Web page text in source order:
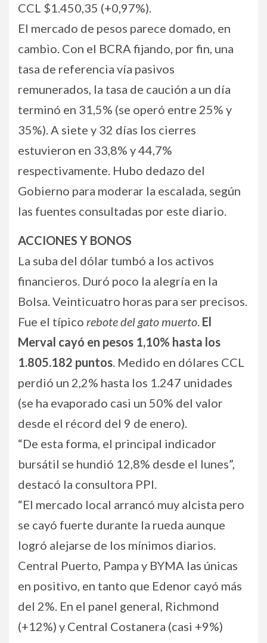
CCL $1.450,35 (+0,97%).
El mercado de pesos parece domado, en
cambio. Con el BCRA fijando, por fin, una
tasa de referencia vía pasivos
remunerados, la tasa de caución a un día
terminó en 31,5% (se operó entre 25% y
35%). A siete y 32 días los cierres
estuvieron en 33,8% y 44,7%
respectivamente. Hubo dedazo del
Gobierno para moderar la escalada, según
las fuentes consultadas por este diario.
ACCIONES Y BONOS
La suba del dólar tumbó a los activos
financieros. Duró poco la alegría en la
Bolsa. Veinticuatro horas para ser precisos.
Fue el típico rebote del gato muerto. El
Merval cayó en pesos 1,10% hasta los
1.805.182 puntos. Medido en dólares CCL
perdió un 2,2% hasta los 1.247 unidades
(se ha evaporado casi un 50% del valor
desde el récord del 9 de enero).
“De esta forma, el principal indicador
bursátil se hundió 12,8% desde el lunes”,
destacó la consultora PPI.
“El mercado local arrancó muy alcista pero
se cayó fuerte durante la rueda aunque
logró alejarse de los mínimos diarios.
Central Puerto, Pampa y BYMA las únicas
en positivo, en tanto que Edenor cayó más
del 2%. En el panel general, Richmond
(+12%) y Central Costanera (casi +9%)